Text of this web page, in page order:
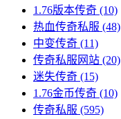
1.76版本传奇 (10)
热血传奇私服 (48)
中变传奇 (11)
传奇私服网站 (20)
迷失传奇 (15)
1.76金币传奇 (10)
传奇私服 (595)